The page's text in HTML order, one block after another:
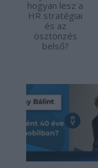
hogyan lesz a
HR stratégiai
és az
ösztönzés
belső?